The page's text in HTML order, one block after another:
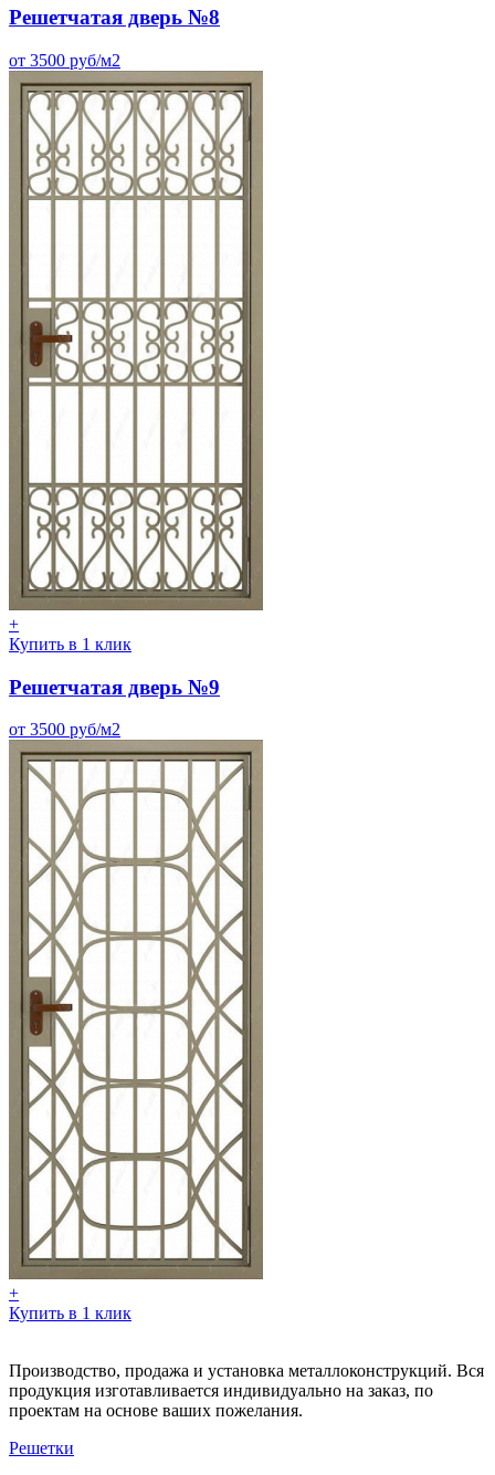
Решетчатая дверь №8
от 3500 руб/м2
+
Купить в 1 клик
Решетчатая дверь №9
от 3500 руб/м2
+
Купить в 1 клик
Производство, продажа и установка металлоконструкций. Вся
продукция изготавливается индивидуально на заказ, по
проектам на основе ваших пожелания.
Решетки